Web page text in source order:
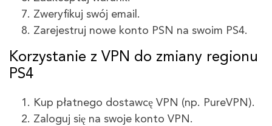
Zweryfikuj swój email.
Zarejestruj nowe konto PSN na swoim PS4.
Korzystanie z VPN do zmiany regionu
PS4
Kup płatnego dostawcę VPN (np. PureVPN).
Zaloguj się na swoje konto VPN.